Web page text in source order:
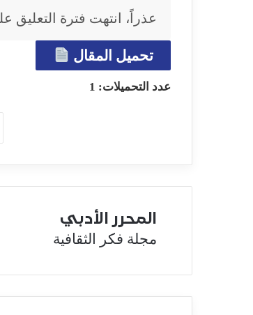
عذراً، انتهت فترة التعليق
تحميل المقال
عدد التحميلات: 1
المحرر الأدبي
مجلة فكر الثقافية